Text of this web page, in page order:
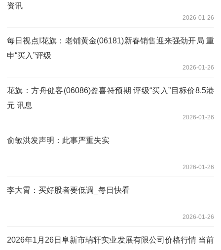
资讯
2026-01-26
每日视点!花旗：老铺黄金(06181)新春销售迎来强劲开局 重
申“买入”评级
2026-01-26
花旗：方舟健客(06086)盈喜符预期 评级“买入”目标价8.5港
元 讯息
2026-01-26
俞敏洪发声明：此事严重失实
2026-01-26
李大霄：买好股者要低调_每日快看
2026-01-26
2026年1月26日阜新市瑞轩实业发展有限公司价格行情 当前